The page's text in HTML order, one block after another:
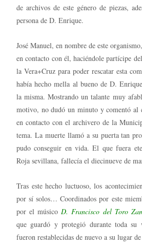
de archivos de este género de piezas,
persona de D. Enrique.
José Manuel, en nombre de este
en contacto con él, haciéndole partícipe
la Vera+Cruz para poder rescatar esta
había hecho mella al bueno de D.
la misma. Mostrando un talante muy
motivo, no dudó un minuto y comentó al
en contacto con el archivero de la
tema. La muerte llamó a su puerta tan
pudo conseguir en vida. El que fuera
Roja sevillana, fallecía el diecinueve de
Tras este hecho luctuoso, los
por sí solos… Coordinados por este
por el músicoD. Francisco del Toro
que guardó y protegió durante toda su
fueron restablecidas de nuevo a su lugar